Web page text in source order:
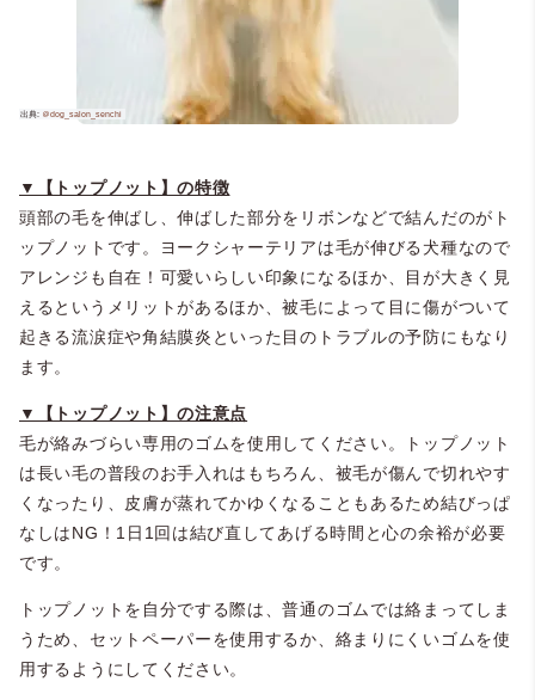
▼【トップノット】の特徴
頭部の毛を伸ばし、伸ばした部分をリボンなどで結んだのがト
ップノットです。ヨークシャーテリアは毛が伸びる犬種なので
アレンジも自在！可愛いらしい印象になるほか、目が大きく見
えるというメリットがあるほか、被毛によって目に傷がついて
起きる流涙症や角結膜炎といった目のトラブルの予防にもなり
ます。
▼【トップノット】の注意点
毛が絡みづらい専用のゴムを使用してください。トップノット
は長い毛の普段のお手入れはもちろん、被毛が傷んで切れやす
くなったり、皮膚が蒸れてかゆくなることもあるため結びっぱ
なしはNG！1日1回は結び直してあげる時間と心の余裕が必要
です。
トップノットを自分でする際は、普通のゴムでは絡まってしま
うため、セットペーパーを使用するか、絡まりにくいゴムを使
用するようにしてください。